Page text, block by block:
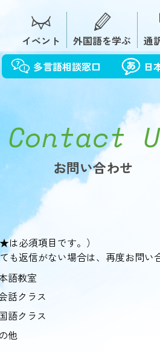
イベント 外国語を学ぶ 通
多言語相談窓口
日
Contact
お問い合わせ
必須項目です。）
返信がない場合は、再度お問い
語教室
話クラス
語クラス
他